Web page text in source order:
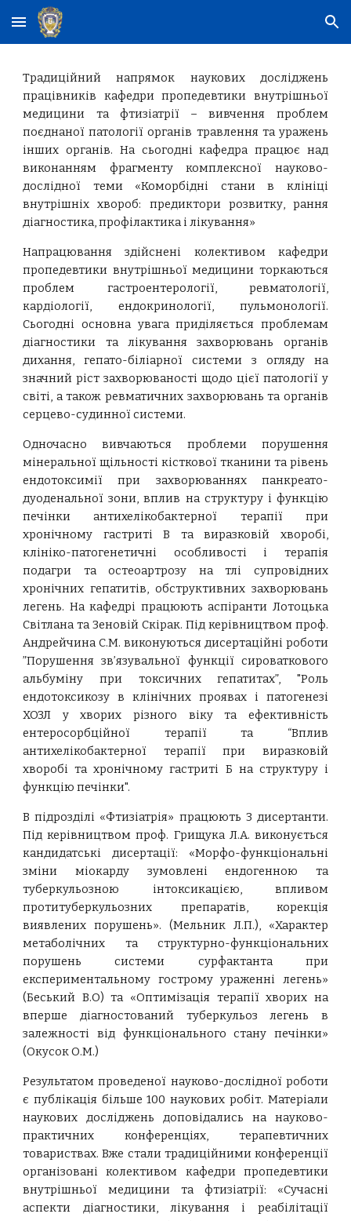
Skip to main content Skip to navigation
Традиційний напрямок наукових досліджень
працівників кафедри пропедевтики внутрішньої
медицини та фтизіатрії – вивчення проблем
поєднаної патології органів травлення та уражень
інших органів. На сьогодні кафедра працює над
виконанням фрагменту комплексної науково-
дослідної теми «Коморбідні стани в клініці
внутрішніх хвороб: предиктори розвитку, рання
діагностика, профілактика і лікування»
Напрацювання здійснені колективом кафедри
пропедевтики внутрішньої медицини торкаються
проблем гастроентерології, ревматології,
кардіології, ендокринології, пульмонології.
Сьогодні основна увага приділяється проблемам
діагностики та лікування захворювань органів
дихання, гепато-біліарної системи з огляду на
значний ріст захворюваності щодо цієї патології у
світі, а також ревматичних захворювань та органів
серцево-судинної системи.
Одночасно вивчаються проблеми порушення
мінеральної щільності кісткової тканини та рівень
ендотоксимії при захворюваннях панкреато-
дуоденальної зони, вплив на структуру і функцію
печінки антихелікобактерної терапії при
хронічному гастриті В та виразковій хворобі,
клініко-патогенетичні особливості і терапія
подагри та остеоартрозу на тлі супровідних
хронічних гепатитів, обструктивних захворювань
легень. На кафедрі працюють аспіранти Лотоцька
Світлана та Зеновій Скірак. Під керівництвом проф.
Андрейчина С.М. виконуються дисертаційні роботи
”Порушення зв’язувальної функції сироваткового
альбуміну при токсичних гепатитах”, "Роль
ендотоксикозу в клінічних проявах і патогенезі
ХОЗЛ у хворих різного віку та ефективність
ентеросорбційної терапії та “Вплив
антихелікобактерної терапії при виразковій
хворобі та хронічному гастриті Б на структуру і
функцію печінки".
В підрозділі «Фтизіатрія» працюють 3 дисертанти.
Під керівництвом проф. Грищука Л.А. виконується
кандидатські дисертації: «Морфо-функціональні
зміни міокарду зумовлені ендогенною та
туберкульозною інтоксикацією, впливом
протитуберкульозних препаратів, корекція
виявлених порушень». (Мельник Л.П.), «Характер
метаболічних та структурно-функціональних
порушень системи сурфактанта при
експериментальному гострому ураженні легень»
(Беський В.О) та «Оптимізація терапії хворих на
вперше діагностований туберкульоз легень в
залежності від функціонального стану печінки»
(Окусок О.М.)
Результатом проведеної науково-дослідної роботи
є публікація більше 100 наукових робіт. Матеріали
наукових досліджень доповідались на науково-
практичних конференціях, терапевтичних
товариствах. Вже стали традиційними конференції
організовані колективом кафедри пропедевтики
внутрішньої медицини та фтизіатрії: «Сучасні
аспекти діагностики, лікування і реабілітації